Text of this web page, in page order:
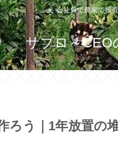
会社員で農家で投
サブロ～CEO
ろう｜1年放置の